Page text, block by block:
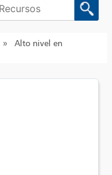
»
Alto nivel en